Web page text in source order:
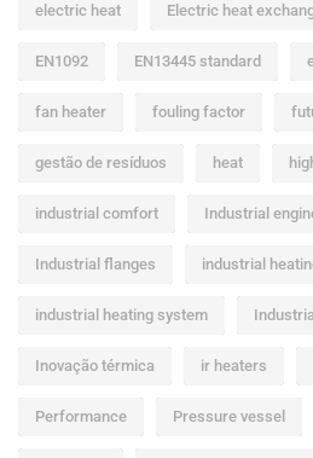
electric heat Electric heat
EN1092 EN13445 standard
fan heater fouling factor
gestão de resíduos heat
industrial comfort Industrial
Industrial flanges industrial
industrial heating system
Inovação térmica ir heaters
Performance Pressure vessel